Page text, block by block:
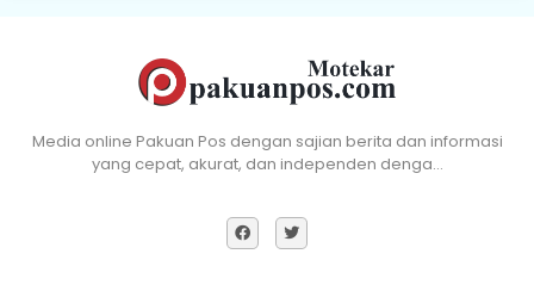
Media online Pakuan Pos dengan sajian berita dan informasi
yang cepat, akurat, dan independen denga…